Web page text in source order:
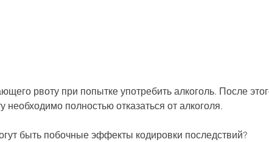
необходимо полностью отказаться от алкоголя.
быть побочные эффекты кодировки последствий?